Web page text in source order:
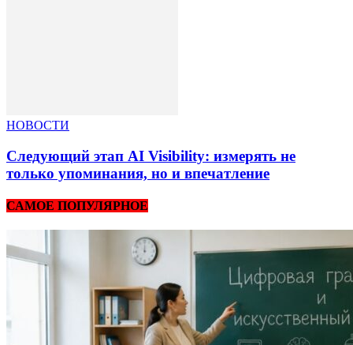
НОВОСТИ
Следующий этап AI Visibility: измерять не
только упоминания, но и впечатление
САМОЕ ПОПУЛЯРНОЕ